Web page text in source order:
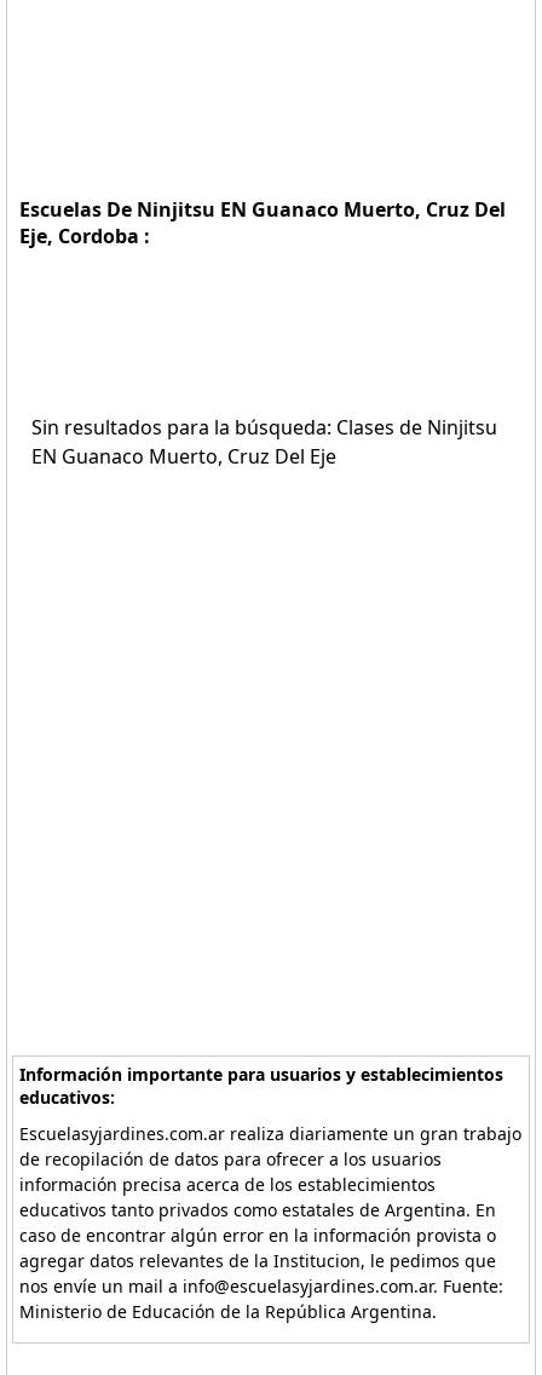
Escuelas De Ninjitsu EN Guanaco Muerto, Cruz Del
Eje, Cordoba :
Sin resultados para la búsqueda: Clases de Ninjitsu
EN Guanaco Muerto, Cruz Del Eje
Información importante para usuarios y establecimientos
educativos:
Escuelasyjardines.com.ar realiza diariamente un gran trabajo
de recopilación de datos para ofrecer a los usuarios
información precisa acerca de los establecimientos
educativos tanto privados como estatales de Argentina. En
caso de encontrar algún error en la información provista o
agregar datos relevantes de la Institucion, le pedimos que
nos envíe un mail a info@escuelasyjardines.com.ar. Fuente:
Ministerio de Educación de la República Argentina.